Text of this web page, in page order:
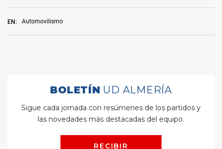
EN: Automovilismo